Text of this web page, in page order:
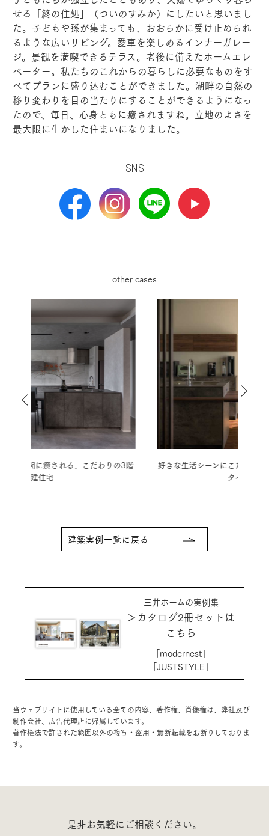
せる「終の住処」（ついのすみか）にしたいと思いまし
た。子どもや孫が集まっても、おおらかに受け止められ
るような広いリビング。愛車を楽しめるインナーガレー
ジ。景観を満喫できるテラス。老後に備えたホームエレ
ベーター。私たちのこれからの暮らしに必要なものをす
べてプランに盛り込むことができました。湖畔の自然の
移り変わりを目の当たりにすることができるようになっ
たので、毎日、心身ともに癒されますね。立地のよさを
最大限に生かした住まいになりました。
SNS
other cases
好きな生活シーンにこだわった、ウェストコーストス
建築実例一覧に戻る
三井ホームの実例集
＞カタログ2冊セットは
こちら
「modernest」
「JUSTSTYLE」
当ウェブサイトに使用している全ての内容、著作権、肖像権は、弊社及び
制作会社、広告代理店に帰属しています。
著作権法で許された範囲以外の複写・盗用・無断転載をお断りしておりま
す。
是非お気軽にご相談ください。